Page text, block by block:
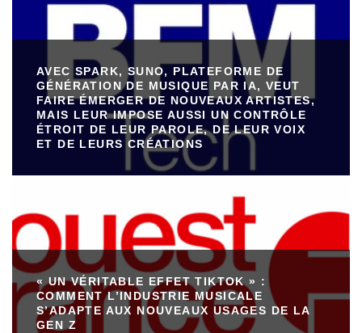
AVEC SPARK, SUNO, PLATEFORME DE
GÉNÉRATION DE MUSIQUE PAR IA, VEUT
FAIRE ÉMERGER DE NOUVEAUX ARTISTES,
MAIS LEUR IMPOSE AUSSI UN CONTRÔLE
ÉTROIT DE LEUR PAROLE, DE LEUR VOIX
ET DE LEURS CRÉATIONS
« UN VÉRITABLE EFFET TIKTOK » :
COMMENT L’INDUSTRIE MUSICALE
S’ADAPTE AUX NOUVEAUX USAGES DE LA
GEN Z